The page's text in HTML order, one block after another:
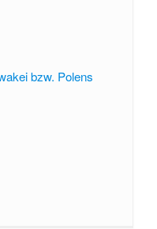
bzw. Polens